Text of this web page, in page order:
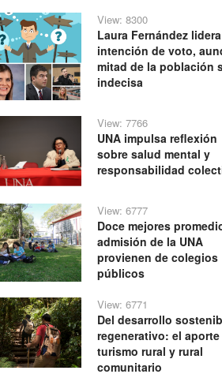
View: 8300
Laura Fernández lidera
intención de voto,
mitad de la población
indecisa
View: 7766
UNA impulsa reflexión
sobre salud mental y
responsabilidad
View: 6777
Doce mejores
admisión de la UNA
provienen de colegios
públicos
View: 6771
Del desarrollo
regenerativo: el aporte
turismo rural y rural
comunitario